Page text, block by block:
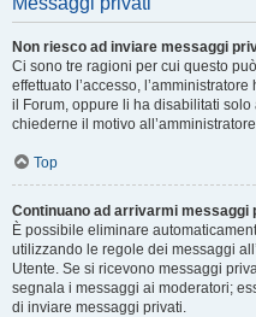
Non riesco ad inviare messaggi
Ci sono tre ragioni per cui questo
effettuato l’accesso,
il Forum, oppure li ha disabilitati solo
chiederne il motivo all’amministratore.
Top
Continuano ad arrivarmi messaggi
È possibile eliminare
utilizzando le regole dei messaggi
Utente. Se si ricevono messaggi
segnala i messaggi ai moderatori;
di inviare messaggi privati​​.